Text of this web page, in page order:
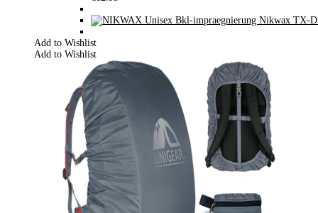
Add to Wishlist
Add to Wishlist